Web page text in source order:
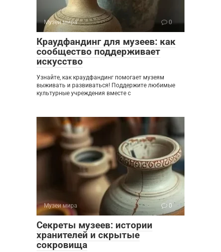
Музеи мира 0
Краудфандинг для музеев: как
сообщество поддерживает
искусство
Узнайте, как краудфандинг помогает музеям
выживать и развиваться! Поддержите любимые
культурные учреждения вместе с
Музеи мира 0
Секреты музеев: истории
хранителей и скрытые
сокровища